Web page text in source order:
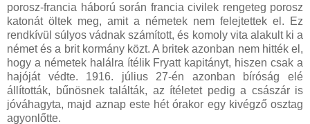
porosz-francia háború során francia civilek rengeteg porosz
katonát öltek meg, amit a németek nem felejtettek el. Ez
rendkívül súlyos vádnak számított, és komoly vita alakult ki a
német és a brit kormány közt. A britek azonban nem hitték el,
hogy a németek halálra ítélik Fryatt kapitányt, hiszen csak a
hajóját védte. 1916. július 27-én azonban bíróság elé
állították, bűnösnek találták, az ítéletet pedig a császár is
jóváhagyta, majd aznap este hét órakor egy kivégző osztag
agyonlőtte.